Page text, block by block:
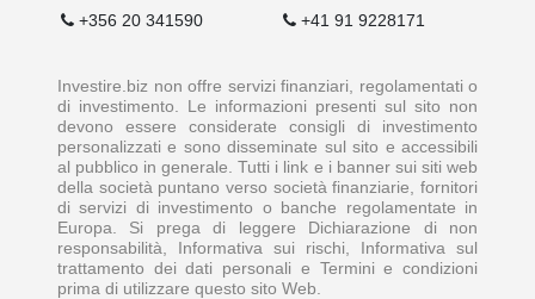
+356 20 341590
+41 91 9228171
Investire.biz non offre servizi finanziari, regolamentati o
di investimento. Le informazioni presenti sul sito non
devono essere considerate consigli di investimento
personalizzati e sono disseminate sul sito e accessibili
al pubblico in generale. Tutti i link e i banner sui siti web
della società puntano verso società finanziarie, fornitori
di servizi di investimento o banche regolamentate in
Europa. Si prega di leggere Dichiarazione di non
responsabilità, Informativa sui rischi, Informativa sul
trattamento dei dati personali e Termini e condizioni
prima di utilizzare questo sito Web.